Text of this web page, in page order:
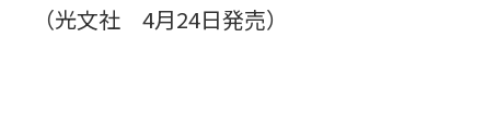
（光文社 4月24日発売）